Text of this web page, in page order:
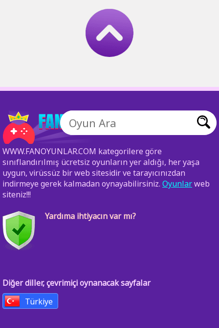
WWW.FANOYUNLAR.COM kategorilere göre
sınıflandırılmış ücretsiz oyunların yer aldığı, her yaşa
uygun, virüssüz bir web sitesidir ve tarayıcınızdan
indirmeye gerek kalmadan oynayabilirsiniz. Oyunlarweb
siteniz!!!
Yardıma ihtiyacın var mı?
Diğer diller, çevrimiçi oynanacak sayfalar
Türkiye